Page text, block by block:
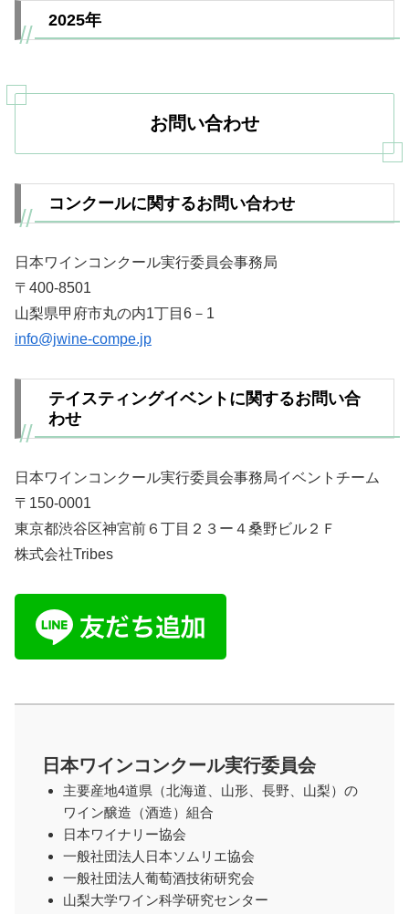
2025年
お問い合わせ
コンクールに関するお問い合わせ
日本ワインコンクール実行委員会事務局
〒400-8501
山梨県甲府市丸の内1丁目6－1
info@jwine-compe.jp
テイスティングイベントに関するお問い合
わせ
日本ワインコンクール実行委員会事務局イベントチーム
〒150-0001
東京都渋谷区神宮前６丁目２３ー４桑野ビル２Ｆ
株式会社Tribes
日本ワインコンクール実行委員会
主要産地4道県（北海道、山形、長野、山梨）の
ワイン醸造（酒造）組合
日本ワイナリー協会
一般社団法人日本ソムリエ協会
一般社団法人葡萄酒技術研究会
山梨大学ワイン科学研究センター